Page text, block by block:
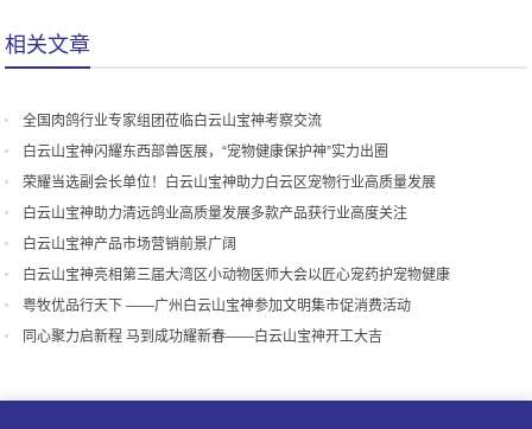
相关文章
全国肉鸽行业专家组团莅临白云山宝神考察交流
白云山宝神闪耀东西部兽医展，“宠物健康保护神”实力出圈
荣耀当选副会长单位！白云山宝神助力白云区宠物行业高质量发展
白云山宝神助力清远鸽业高质量发展多款产品获行业高度关注
白云山宝神产品市场营销前景广阔
白云山宝神亮相第三届大湾区小动物医师大会以匠心宠药护宠物健康
粤牧优品行天下 ——广州白云山宝神参加文明集市促消费活动
同心聚力启新程 马到成功耀新春——白云山宝神开工大吉